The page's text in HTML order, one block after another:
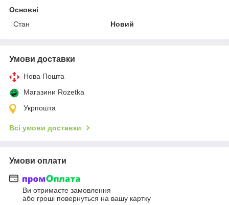
Основні
Стан
Новий
Умови доставки
Нова Пошта
Магазини Rozetka
Укрпошта
Всі умови доставки
Умови оплати
Ви отримаєте замовлення
або гроші повернуться на вашу картку